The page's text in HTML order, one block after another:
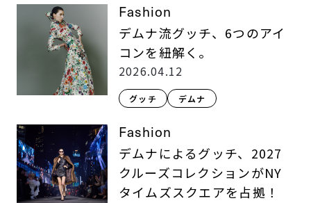
Fashion
デムナ流グッチ、6つのアイ
コンを紐解く。
2026.04.12
グッチ デムナ
Fashion
デムナによるグッチ、2027
クルーズコレクションがNY
タイムズスクエアを占拠！